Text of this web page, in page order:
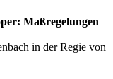
Maßregelungen
in der Regie von